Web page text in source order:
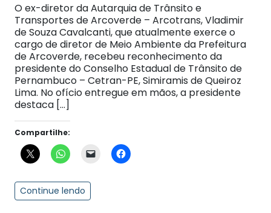
O ex-diretor da Autarquia de Trânsito e
Transportes de Arcoverde – Arcotrans, Vladimir
de Souza Cavalcanti, que atualmente exerce o
cargo de diretor de Meio Ambiente da Prefeitura
de Arcoverde, recebeu reconhecimento da
presidente do Conselho Estadual de Trânsito de
Pernambuco – Cetran-PE, Simiramis de Queiroz
Lima. No ofício entregue em mãos, a presidente
destaca […]
Compartilhe:
Continue lendo